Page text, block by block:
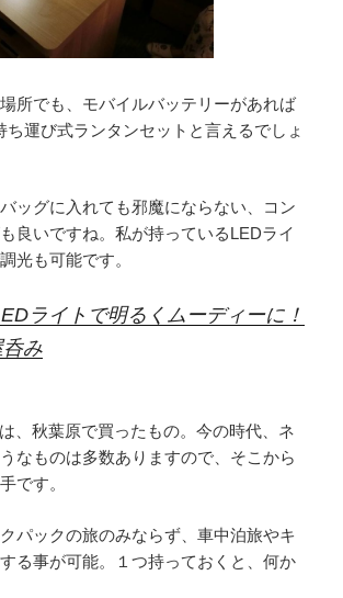
所でも、モバイルバッテリーがあれば
ち運び式ランタンセットと言えるでしょ
ッグに入れても邪魔にならない、コン
良いですね。私が持っているLEDライ
光も可能です。
ライトで明るくムーディーに！
み
、秋葉原で買ったもの。今の時代、ネ
なものは多数ありますので、そこから
です。
パックの旅のみならず、車中泊旅やキ
る事が可能。１つ持っておくと、何か